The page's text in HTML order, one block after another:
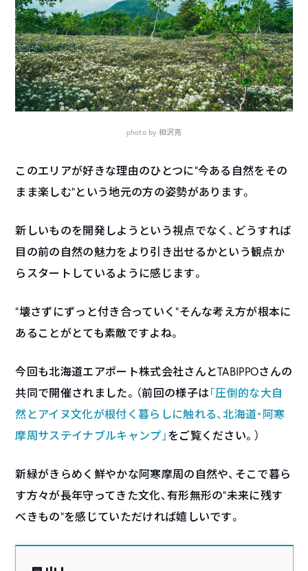
photo by 相沢亮
このエリアが好きな理由のひとつに”今ある自然をその
まま楽しむ”という地元の方の姿勢があります。
新しいものを開発しようという視点でなく、どうすれば
目の前の自然の魅力をより引き出せるかという観点か
らスタートしているように感じます。
“壊さずにずっと付き合っていく”そんな考え方が根本に
あることがとても素敵ですよね。
今回も北海道エアポート株式会社さんとTABIPPOさんの
共同で開催されました。（前回の様子は 「圧倒的な大自
然とアイヌ文化が根付く暮らしに触れる、北海道・阿寒
摩周サステイナブルキャンプ」 をご覧ください。）
新緑がきらめく鮮やかな阿寒摩周の自然や、そこで暮ら
す方々が長年守ってきた文化、有形無形の”未来に残す
べきもの”を感じていただければ嬉しいです。